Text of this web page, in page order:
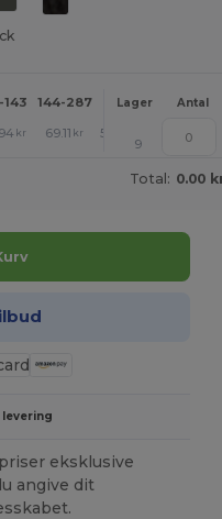
143 144-287 288 + Mere
Lager Antal
kr 69.11 kr 59.87
9
Total: 0.00
eksklusive
angive dit